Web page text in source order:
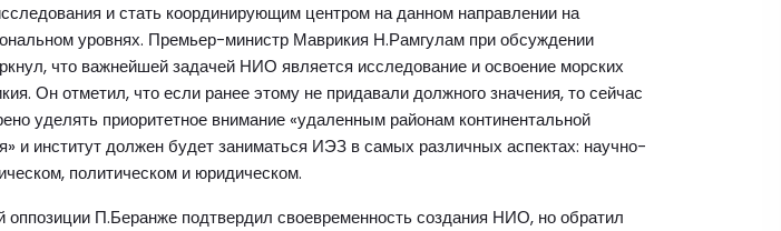
и стать координирующим центром на данном направлении на
уровнях. Премьер-министр Маврикия Н.Рамгулам при обсуждении
что важнейшей задачей НИО является исследование и освоение морских
Он отметил, что если ранее этому не придавали должного значения, то сейчас
уделять приоритетное внимание «удаленным районам континентальной
и институт должен будет заниматься ИЭЗ в самых различных аспектах: научно-
политическом и юридическом.
оппозиции П.Беранже подтвердил своевременность создания НИО, но обратил